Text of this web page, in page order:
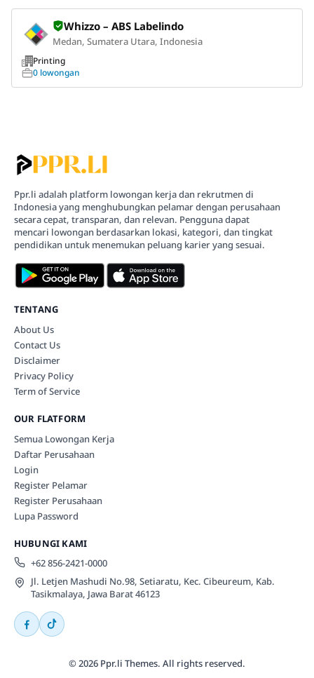
Whizzo – ABS Labelindo
Medan, Sumatera Utara, Indonesia
Printing
0 lowongan
Ppr.li adalah platform lowongan kerja dan rekrutmen di
Indonesia yang menghubungkan pelamar dengan perusahaan
secara cepat, transparan, dan relevan. Pengguna dapat
mencari lowongan berdasarkan lokasi, kategori, dan tingkat
pendidikan untuk menemukan peluang karier yang sesuai.
TENTANG
About Us
Contact Us
Disclaimer
Privacy Policy
Term of Service
OUR FLATFORM
Semua Lowongan Kerja
Daftar Perusahaan
Login
Register Pelamar
Register Perusahaan
Lupa Password
HUBUNGI KAMI
+62 856-2421-0000
Jl. Letjen Mashudi No.98, Setiaratu, Kec. Cibeureum, Kab.
Tasikmalaya, Jawa Barat 46123
© 2026 Ppr.li Themes. All rights reserved.